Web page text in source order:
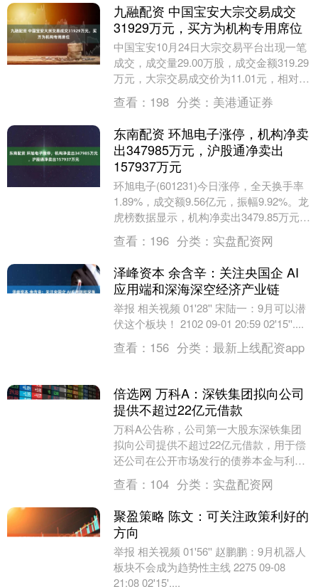
九融配资 中国宝安大宗交易成交
31929万元，买方为机构专用席位
中国宝安10月24日大宗交易平台出现一笔
成交，成交量29.00万股，成交金额319.29
万元，大宗交易成交价为11.01元，相对今
日收盘价溢价0.36%。该笔交....
查看： 198 分类： 美港通证券
东南配资 环旭电子涨停，机构净卖
出347985万元，沪股通净卖出
157937万元
环旭电子(601231)今日涨停，全天换手率
1.89%，成交额9.56亿元，振幅9.92%。龙
虎榜数据显示，机构净卖出3479.85万元，
沪股通净卖出1579.....
查看： 196 分类： 实盘配资网
泽峰资本 余含辛：关注央国企 AI
应用端和深海深空经济产业链
举报 相关视频 01'28'' 宋陆一：9月可以潜
伏这个板块！ 2102 09-01 20:59 02'15''....
查看： 156 分类： 最新上线配资app
倍选网 万科A：深铁集团拟向公司
提供不超过22亿元借款
万科A公告称，公司第一大股东深铁集团
拟向公司提供不超过22亿元借款，用于偿
还公司在公开市场发行的债券本金与利
息。借款期限不超过3年，利率为提款日前
一工作日全国银....
查看： 104 分类： 实盘配资网
聚盈策略 陈文：可关注政策利好的
方向
举报 相关视频 01'56'' 赵鹏鹏：9月机器人
板块不会成为趋势性主线 2275 09-08
21:08 02'15'....